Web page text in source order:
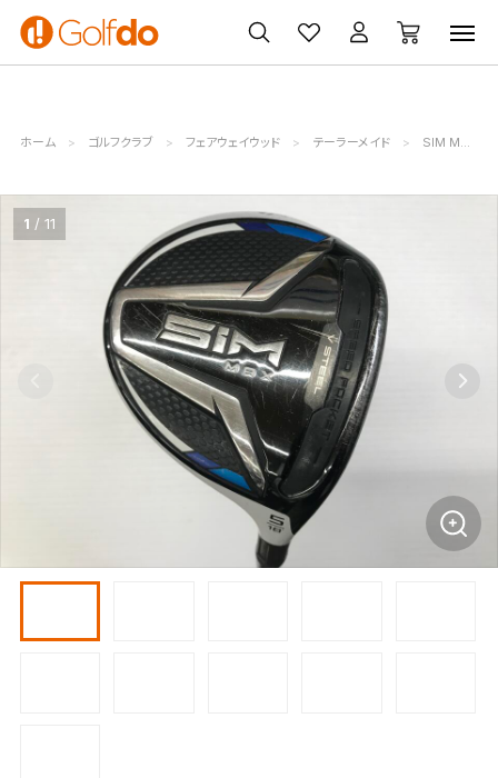
ゴルフ
クラブ
ゴルフ用品
買取
無料査定
クーポン
一覧
ホーム ゴルフクラブ フェアウェイウッド テーラーメイド SIM MAX
1 11